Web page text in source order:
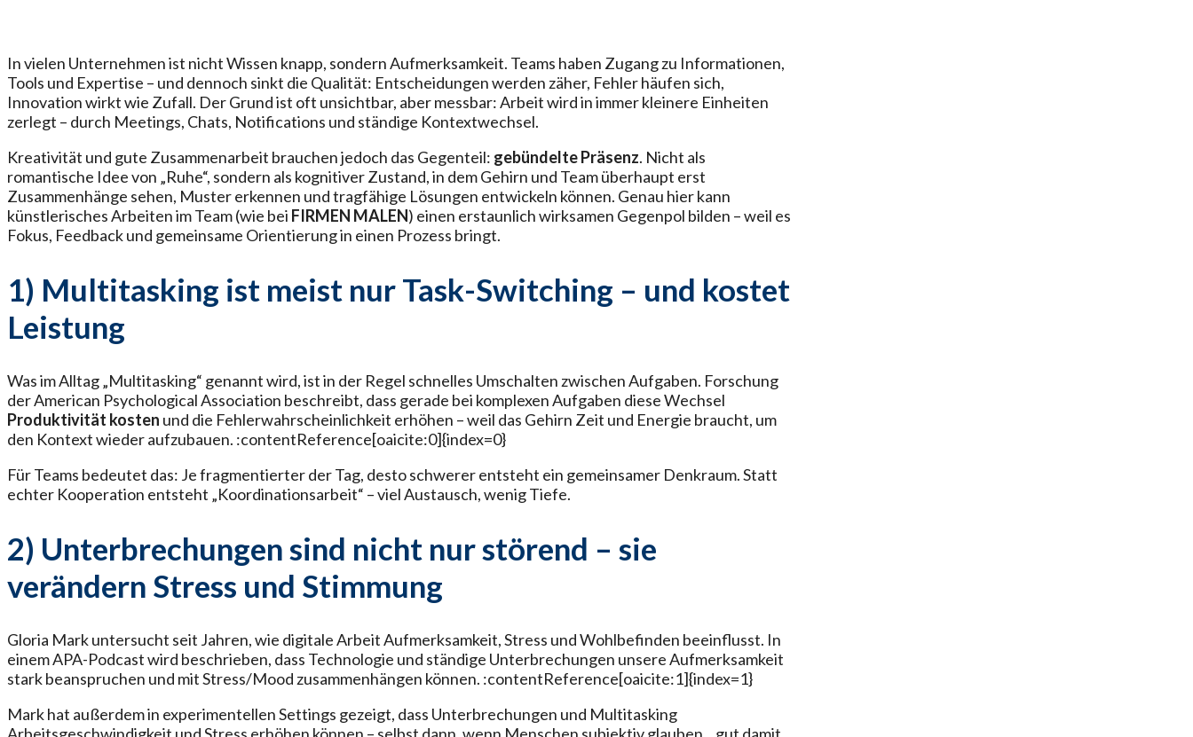
In vielen Unternehmen ist nicht Wissen knapp, sondern Aufmerksamkeit. Teams haben Zugang zu Informationen,
Tools und Expertise – und dennoch sinkt die Qualität: Entscheidungen werden zäher, Fehler häufen sich,
Innovation wirkt wie Zufall. Der Grund ist oft unsichtbar, aber messbar: Arbeit wird in immer kleinere Einheiten
zerlegt – durch Meetings, Chats, Notifications und ständige Kontextwechsel.
Kreativität und gute Zusammenarbeit brauchen jedoch das Gegenteil: gebündelte Präsenz. Nicht als
romantische Idee von „Ruhe“, sondern als kognitiver Zustand, in dem Gehirn und Team überhaupt erst
Zusammenhänge sehen, Muster erkennen und tragfähige Lösungen entwickeln können. Genau hier kann
künstlerisches Arbeiten im Team (wie bei FIRMEN MALEN) einen erstaunlich wirksamen Gegenpol bilden – weil es
Fokus, Feedback und gemeinsame Orientierung in einen Prozess bringt.
1) Multitasking ist meist nur Task-Switching – und kostet
Leistung
Was im Alltag „Multitasking“ genannt wird, ist in der Regel schnelles Umschalten zwischen Aufgaben. Forschung
der American Psychological Association beschreibt, dass gerade bei komplexen Aufgaben diese Wechsel
Produktivität kosten und die Fehlerwahrscheinlichkeit erhöhen – weil das Gehirn Zeit und Energie braucht, um
den Kontext wieder aufzubauen. :contentReference[oaicite:0]{index=0}
Für Teams bedeutet das: Je fragmentierter der Tag, desto schwerer entsteht ein gemeinsamer Denkraum. Statt
echter Kooperation entsteht „Koordinationsarbeit“ – viel Austausch, wenig Tiefe.
2) Unterbrechungen sind nicht nur störend – sie
verändern Stress und Stimmung
Gloria Mark untersucht seit Jahren, wie digitale Arbeit Aufmerksamkeit, Stress und Wohlbefinden beeinflusst. In
einem APA-Podcast wird beschrieben, dass Technologie und ständige Unterbrechungen unsere Aufmerksamkeit
stark beanspruchen und mit Stress/Mood zusammenhängen können. :contentReference[oaicite:1]{index=1}
Mark hat außerdem in experimentellen Settings gezeigt, dass Unterbrechungen und Multitasking